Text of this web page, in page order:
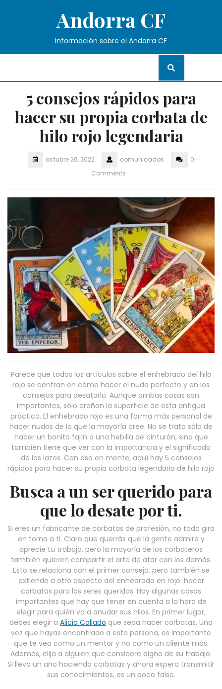
Andorra CF
Información sobre el Andorra CF
5 consejos rápidos para
hacer su propia corbata de
hilo rojo legendaria
octubre 26, 2022 comunicados
0
Comments
Parece que todos los artículos sobre el enhebrado del hilo
rojo se centran en cómo hacer el nudo perfecto y en los
consejos para desatarlo. Aunque ambas cosas son
importantes, sólo arañan la superficie de esta antigua
práctica. El enhebrado rojo es una forma más personal de
hacer nudos de lo que la mayoría cree. No se trata sólo de
hacer un bonito fajín o una hebilla de cinturón, sino que
también tiene que ver con la importancia y el significado
de los lazos. Con eso en mente, aquí hay 5 consejos
rápidos para hacer su propia corbata legendaria de hilo rojo
Busca a un ser querido para
que lo desate por ti.
Si eres un fabricante de corbatas de profesión, no todo gira
en torno a ti. Claro que querrás que la gente admire y
aprecie tu trabajo, pero la mayoría de los corbateros
también quieren compartir el arte de atar con los demás.
Esto se relaciona con el primer consejo, pero también se
extiende a otro aspecto del enhebrado en rojo: hacer
corbatas para los seres queridos. Hay algunas cosas
importantes que hay que tener en cuenta a la hora de
elegir para quién va a anudar sus hilos. En primer lugar,
debes elegir a Alicia Collado que sepa hacer corbatas. Una
vez que hayas encontrado a esta persona, es importante
que te vea como un mentor y no como un cliente más.
Además, elija a alguien que considere digno de su trabajo.
Si lleva un año haciendo corbatas y ahora espera transmitir
sus conocimientos, es un poco falso.